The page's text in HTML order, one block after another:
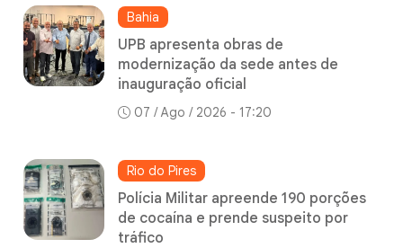
Bahia
UPB apresenta obras de
modernização da sede antes de
inauguração oficial
07 / Ago / 2026 - 17:20
Rio do Pires
Polícia Militar apreende 190 porções
de cocaína e prende suspeito por
tráfico